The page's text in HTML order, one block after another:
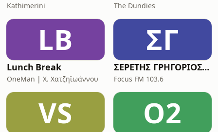
Kathimerini The Dundies
LB
Lunch Break
OneMan | X. Χατζηϊωάννου
ΣΓ
ΣΕΡΕΤΗΣ ΓΡΗΓΟΡΙΟΣ - ΚΟΝΤΡΑ ΣΤΟ ΣΥΣΤΗΜΑ
Focus FM 103.6
VS O2